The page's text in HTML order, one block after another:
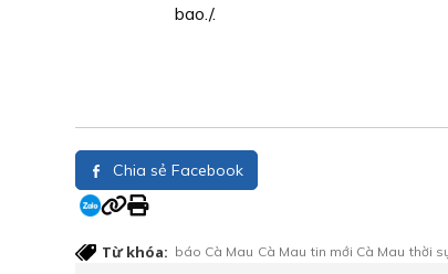
bao./.
Chia sẻ Facebook
Từ khóa: báo Cà Mau Cà Mau tin mới Cà Mau thời